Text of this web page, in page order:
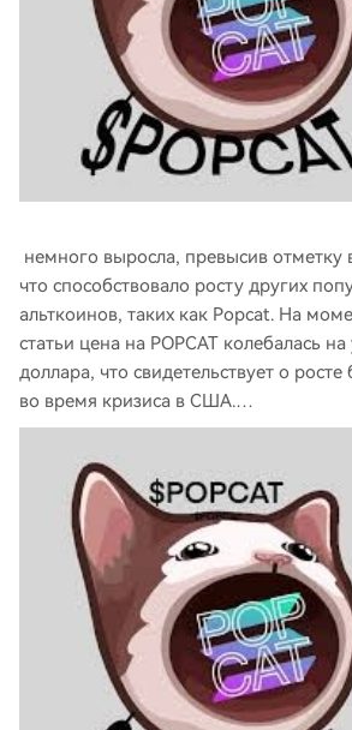
немного выросла, превысив отметку
что способствовало росту других
альткоинов, таких как Popcat. На
статьи цена на POPCAT колебалась
доллара, что свидетельствует о
во время кризиса в США.…